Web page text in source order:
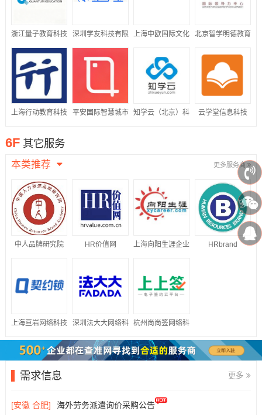
浙江量子教育科技
股份有限公司
深圳学友科技有限 上海中欧国际文化 北京智学明德教育
上海行动教育科技 平安国际智慧城市 知学云（北京）科 云学堂信息科技
6F 其它服务
本类推荐 更多服务商
中人品牌研究院 HR价值网 上海向阳生涯企业 HRbrand
上海亘岩网络科技
有限公司
深圳法大大网络科
技有限公司
杭州尚尚签网络科
技有限公司
需求信息 更多
[安徽 合肥]
海外劳务派遣询价采购公告